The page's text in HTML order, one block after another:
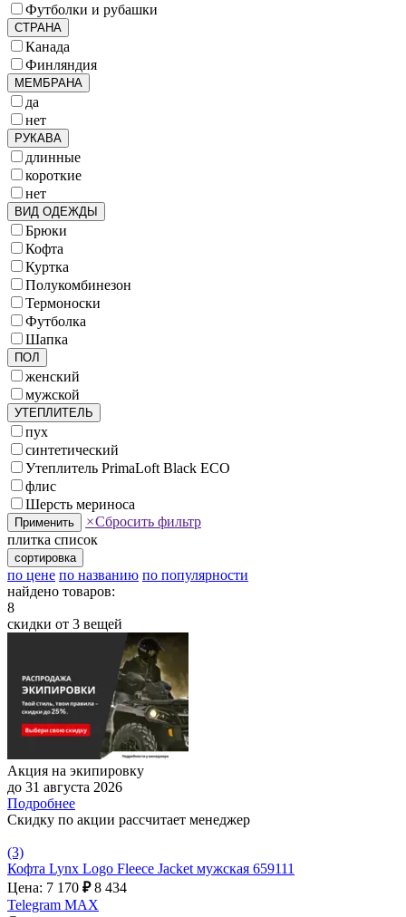
Футболки и рубашки
СТРАНА
Канада
Финляндия
МЕМБРАНА
да
нет
РУКАВА
длинные
короткие
нет
ВИД ОДЕЖДЫ
Брюки
Кофта
Куртка
Полукомбинезон
Термоноски
Футболка
Шапка
ПОЛ
женский
мужской
УТЕПЛИТЕЛЬ
пух
синтетический
Утеплитель PrimaLoft Black ECO
флис
Шерсть мериноса
Применить ×Сбросить фильтр
плитка список
сортировка
по цене по названию по популярности
найдено товаров:
8
скидки от 3 вещей
Акция на экипировку
до 31 августа 2026
Подробнее
Скидку по акции рассчитает менеджер
(3)
Кофта Lynx Logo Fleece Jacket мужская 659111
Цена: 7 170 ₽ 8 434
Telegram MAX